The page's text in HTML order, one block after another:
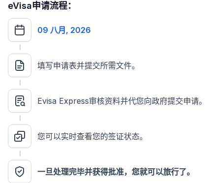
eVisa申请流程：
09 八月, 2026
填写申请表并提交所需文件。
Evisa Express审核资料并代您向政府提交申请。
您可以实时查看您的签证状态。
一旦处理完毕并获得批准，您就可以旅行了。